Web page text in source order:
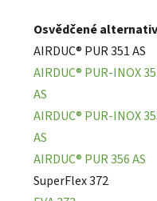
Osvědčené
AIRDUC® PUR 351 AS
AIRDUC® PUR-INOX
AS
AIRDUC® PUR-INOX
AS
AIRDUC® PUR 356 AS
SuperFlex 372